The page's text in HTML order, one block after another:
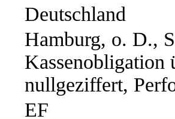
Deutschland
Hamburg, o. D.,
nullgeziffert,
EF